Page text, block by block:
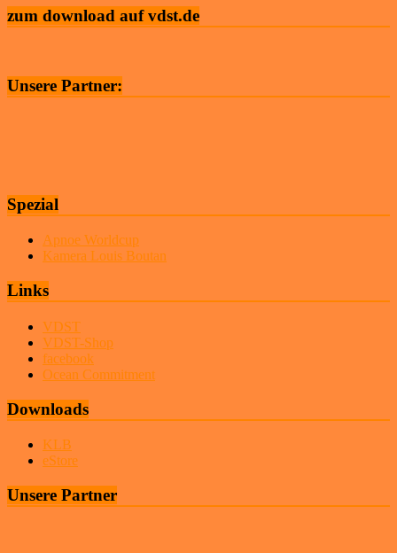
zum download auf vdst.de
Unsere Partner:
Spezial
Apnoe Worldcup
Kamera Louis Boutan
Links
VDST
VDST-Shop
facebook
Ocean Commitment
Downloads
KLB
eStore
Unsere Partner